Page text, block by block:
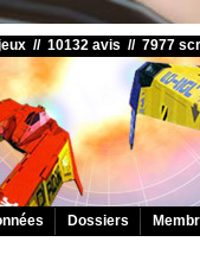
// 10132 avis // 7977
Dossiers